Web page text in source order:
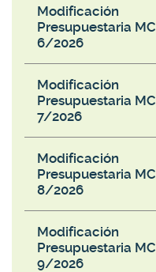
Modificación
Presupuestaria MC
6/2026
Modificación
Presupuestaria MC
7/2026
Modificación
Presupuestaria MC
8/2026
Modificación
Presupuestaria MC
9/2026